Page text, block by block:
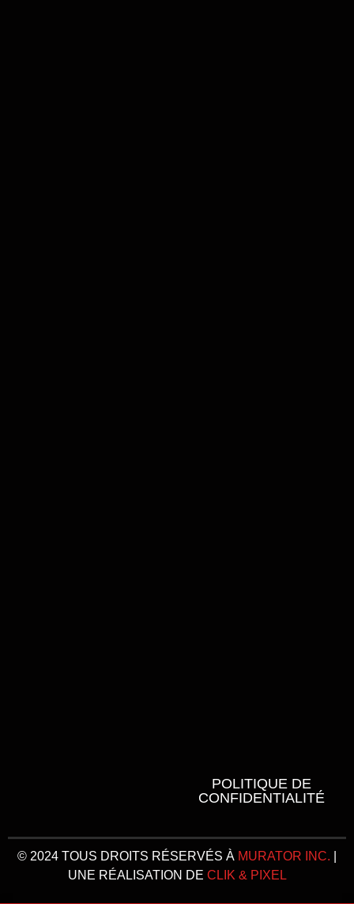
POLITIQUE DE
CONFIDENTIALITÉ
© 2024 TOUS DROITS RÉSERVÉS À MURATOR INC.
UNE RÉALISATION DE CLIK & PIXEL